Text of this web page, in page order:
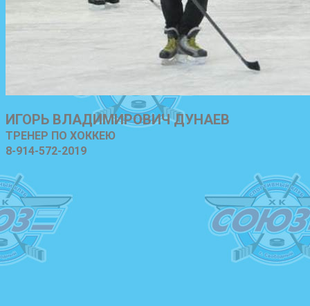
ИГОРЬ ВЛАДИМИРОВИЧ ДУНАЕВ
ТРЕНЕР ПО ХОККЕЮ
8-914-572-2019